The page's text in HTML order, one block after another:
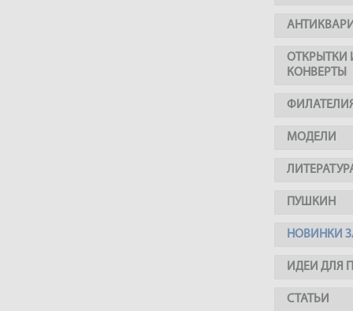
ОТКРЫТКИ
КОНВЕРТЫ
МОДЕЛИ
ПУШКИН
НОВИНКИ
ИДЕИ ДЛЯ
СТАТЬИ